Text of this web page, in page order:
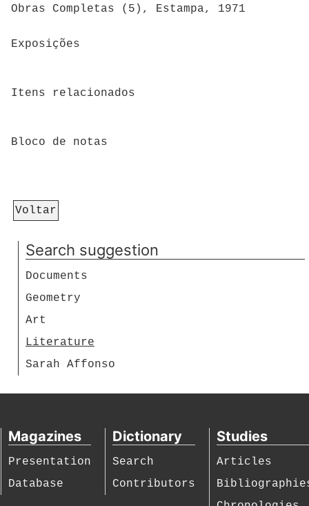
Obras Completas (5), Estampa, 1971
Exposições
Itens relacionados
Bloco de notas
Voltar
Search suggestion
Documents
Geometry
Art
Literature
Sarah Affonso
Magazines
Presentation
Database
Dictionary
Search
Contributors
Studies
Articles